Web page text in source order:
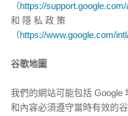
（https://
和 隱 私 政 策
（https://www.google.com/
谷歌地圖
我們的網站可能包括 Google
和內容必須遵守當時有效的